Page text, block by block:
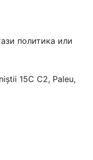
политика или
15C C2, Paleu,